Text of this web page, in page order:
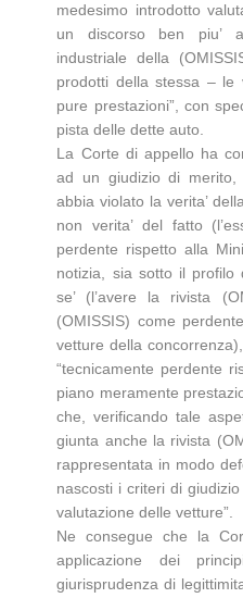
medesimo introdotto
un discorso ben piu’
industriale della
prodotti della stessa – le
pure prestazioni”, con
pista delle dette auto.
La Corte di appello ha
ad un giudizio di merito,
abbia violato la verita’
non verita’ del fatto
perdente rispetto alla
notizia, sia sotto il profilo
se’ (l’avere la rivista
(OMISSIS) come
vetture della
“tecnicamente perdente
piano meramente
che, verificando tale
giunta anche la rivista
rappresentata in modo
nascosti i criteri di
valutazione delle vetture”.
Ne consegue che la
applicazione dei
giurisprudenza di